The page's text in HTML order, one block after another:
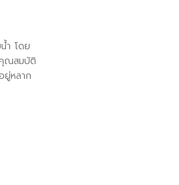
ำ โดย
คุณสมบัติ
ยู่หลาก